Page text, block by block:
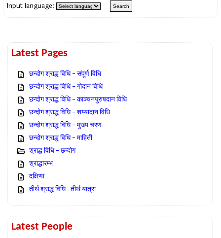
Input language:
Latest Pages
छन्दोग श्राद्ध विधि – संपूर्ण विधि
छन्दोग श्राद्ध विधि – गोदान विधि
छन्दोग श्राद्ध विधि – काञ्चनपुरुषदान विधि
छन्दोग श्राद्ध विधि – शय्यादान विधि
छन्दोग श्राद्ध विधि – मुख्य चरण
छन्दोग श्राद्ध विधि – माहिती
श्राद्ध विधि – छन्दोग
श्राद्धारम्भ
दक्षिणा
तीर्थ श्राद्ध विधि - तीर्थ यात्रा
Latest People